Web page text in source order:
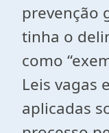
prevenção
tinha o
como
Leis vagas
aplicadas